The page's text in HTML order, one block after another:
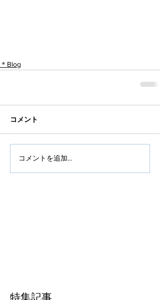
＊Blog
コメント
コメントを追加…
特集記事